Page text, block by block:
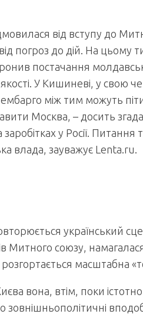
від вступу до
погроз до дій. На цьому
постачання
У Кишиневі, у свою
між тим можуть
Москва, – досить
у Росії.
влада, зауважує Lenta.ru.
український
Митного союзу,
масштабна
вона, втім, поки